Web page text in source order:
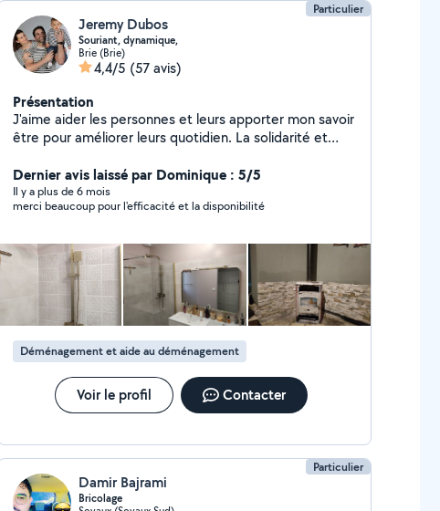
Particulier
Jeremy Dubos
Souriant, dynamique,
Brie (Brie)
4,4/5 (57 avis)
Présentation
J'aime aider les personnes et leurs apporter mon savoir
être pour améliorer leurs quotidien. La solidarité et
Dernier avis laissé par Dominique : 5/5
Il y a plus de 6 mois
merci beaucoup pour l'efficacité et la disponibilité
Déménagement et aide au déménagement
Voir le profil Contacter
Particulier
Damir Bajrami
Bricolage